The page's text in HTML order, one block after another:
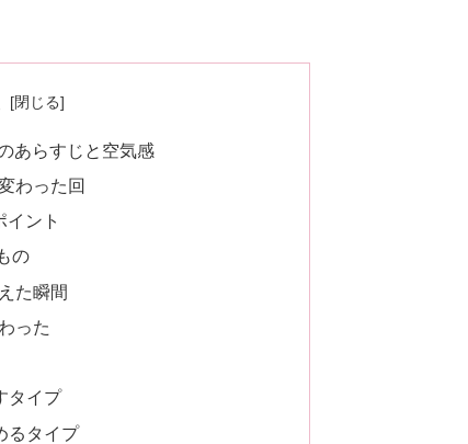
あらすじと空気感
わった回
イント
の
た瞬間
った
タイプ
るタイプ